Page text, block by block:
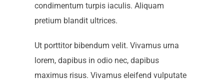
condimentum turpis iaculis. Aliquam
pretium blandit ultrices.
Ut porttitor bibendum velit. Vivamus urna
lorem, dapibus in odio nec, dapibus
maximus risus. Vivamus eleifend vulputate